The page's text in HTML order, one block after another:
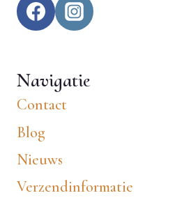
Navigatie
Contact
Blog
Nieuws
Verzendinformatie